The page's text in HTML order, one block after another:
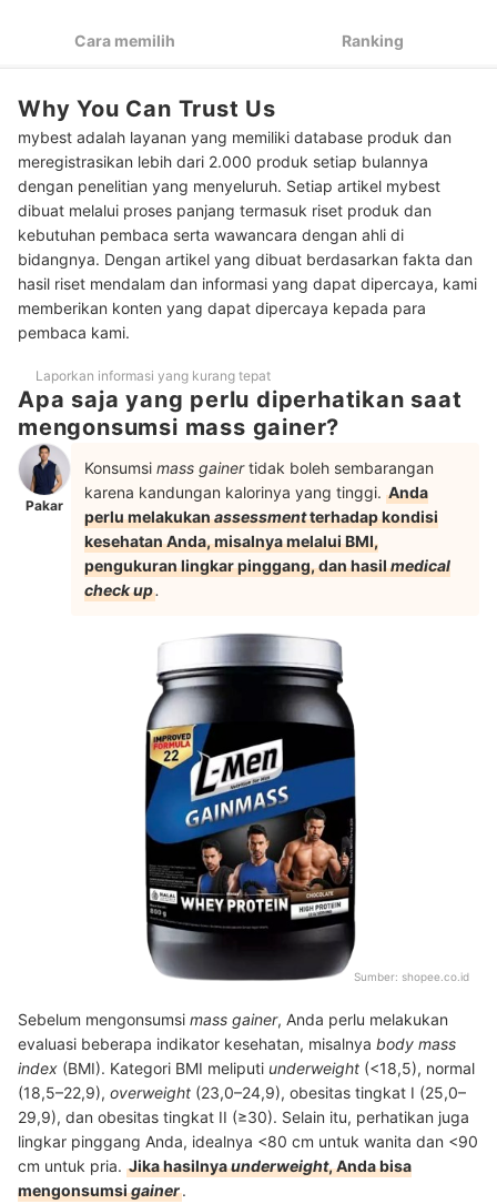
3
Jika Anda ingin meningkatkan berat badan diikuti dengan
4
Pilih mass gainer yang sudah memiliki nomor BPOM; Lebih
baik lagi jika sudah mendapat sertifikasi Labdoor
Peringkat Mass Gainer Terbaik
Apa perbedaan whey protein dan mass gainer?
Kapan sebaiknya minum mass gainer?
Baca juga rekomendasi suplemen fitness lainnya di sini
Cara memilih Ranking
Why You Can Trust Us
mybest adalah layanan yang memiliki database produk dan
meregistrasikan lebih dari 2.000 produk setiap bulannya
dengan penelitian yang menyeluruh. Setiap artikel mybest
dibuat melalui proses panjang termasuk riset produk dan
kebutuhan pembaca serta wawancara dengan ahli di
bidangnya. Dengan artikel yang dibuat berdasarkan fakta dan
hasil riset mendalam dan informasi yang dapat dipercaya, kami
memberikan konten yang dapat dipercaya kepada para
pembaca kami.
Laporkan informasi yang kurang tepat
Apa saja yang perlu diperhatikan saat
mengonsumsi mass gainer?
Pakar
Konsumsi mass gainertidak boleh sembarangan
karena kandungan kalorinya yang tinggi. Anda
perlu melakukanassessmentterhadap kondisi
kesehatan Anda, misalnya melalui BMI,
pengukuran lingkar pinggang, dan hasilmedical
check up.
Sumber: shopee.co.id
Sebelum mengonsumsi mass gainer, Anda perlu melakukan
evaluasi beberapa indikator kesehatan, misalnya body mass
index (BMI). Kategori BMI meliputi underweight (<18,5), normal
(18,5–22,9), overweight (23,0–24,9), obesitas tingkat I (25,0–
29,9), dan obesitas tingkat II (≥30). Selain itu, perhatikan juga
lingkar pinggang Anda, idealnya <80 cm untuk wanita dan <90
cm untuk pria. Jika hasilnyaunderweight, Anda bisa
mengonsumsigainer.